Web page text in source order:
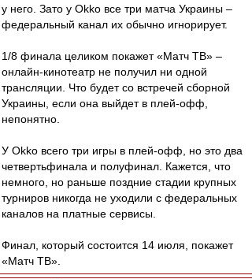
у него. Зато у Okko все три матча Украины –
федеральный канал их обычно игнорирует.
1/8 финала целиком покажет «Матч ТВ» –
онлайн-кинотеатр не получил ни одной
трансляции. Что будет со встречей сборной
Украины, если она выйдет в плей-офф,
непонятно.
У Okko всего три игры в плей-офф, но это два
четвертьфинала и полуфинал. Кажется, что
немного, но раньше поздние стадии крупных
турниров никогда не уходили с федеральных
каналов на платные сервисы.
Финал, который состоится 14 июля, покажет
«Матч ТВ».